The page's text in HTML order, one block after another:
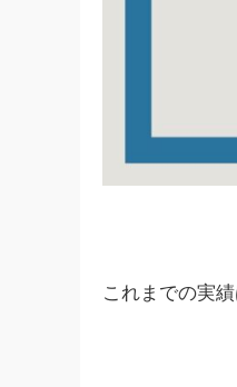
これまでの実